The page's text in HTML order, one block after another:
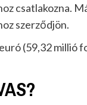
csatlakozna.
szerződjön.
(59,32 millió